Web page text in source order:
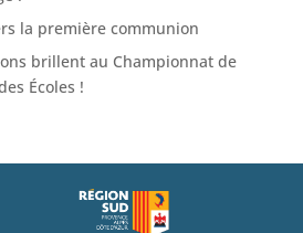
la première communion
brillent au Championnat de
Écoles !